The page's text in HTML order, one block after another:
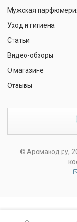
Мужская
Уход и гигиена
Статьи
Видео-обзоры
О магазине
Отзывы
© Аромакод.ру,